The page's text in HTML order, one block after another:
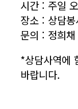
시간 : 주일
장소 : 상담
문의 : 정희
*상담사역에
바랍니다.